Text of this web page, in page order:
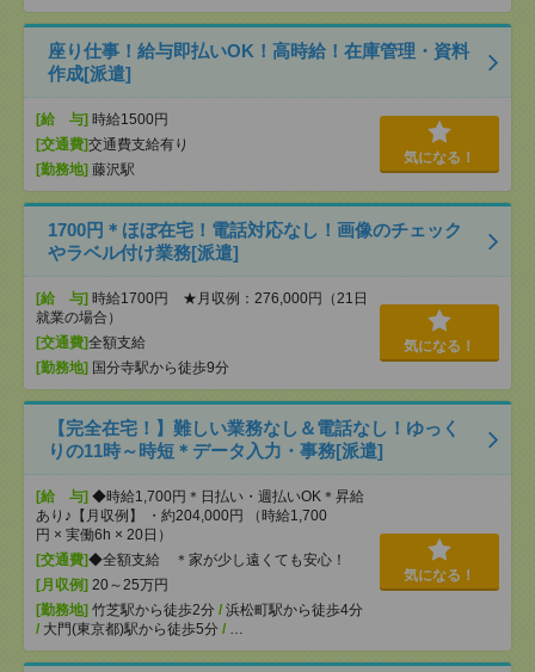
座り仕事！給与即払いOK！高時給！在庫管理・資料
作成[派遣]
[給 与] 時給1500円
[交通費]交通費支給有り
[勤務地] 藤沢駅
気になる！
1700円＊ほぼ在宅！電話対応なし！画像のチェック
やラベル付け業務[派遣]
[給 与] 時給1700円 ★月収例：276,000円（21日
就業の場合）
[交通費]全額支給
[勤務地] 国分寺駅から徒歩9分
気になる！
【完全在宅！】難しい業務なし＆電話なし！ゆっく
りの11時～時短＊データ入力・事務[派遣]
[給 与] ◆時給1,700円＊日払い・週払いOK＊昇給
あり♪【月収例】 ・約204,000円 （時給1,700
円 × 実働6h × 20日）
[交通費]◆全額支給 ＊家が少し遠くても安心！
[月収例] 20～25万円
[勤務地] 竹芝駅から徒歩2分 / 浜松町駅から徒歩4分
/ 大門(東京都)駅から徒歩5分 / …
気になる！